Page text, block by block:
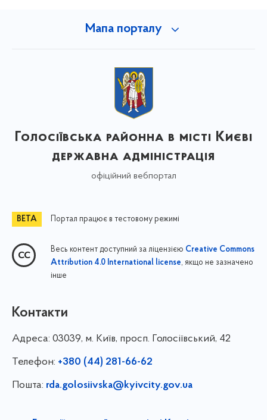
Мапа порталу
Голосіївська районна в місті Києві
державна адміністрація
офіційний вебпортал
Портал працює в тестовому режимі
Весь контент доступний за ліцензією Creative Commons
Attribution 4.0 International license, якщо не зазначено
інше
Контакти
Адреса: 03039, м. Київ, просп. Голосіївський, 42
Телефон: +380 (44) 281-66-62
Пошта: rda.golosiivska@kyivcity.gov.ua